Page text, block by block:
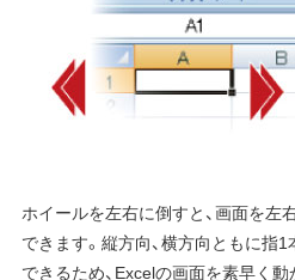
ホイールを左右に倒すと、画面を左
できます。縦方向、横方向ともに指
できるため、Excelの画面を素早く